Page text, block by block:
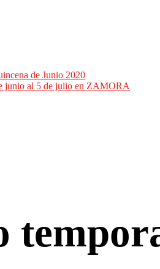
de Junio 2020
junio al 5 de julio en ZAMORA